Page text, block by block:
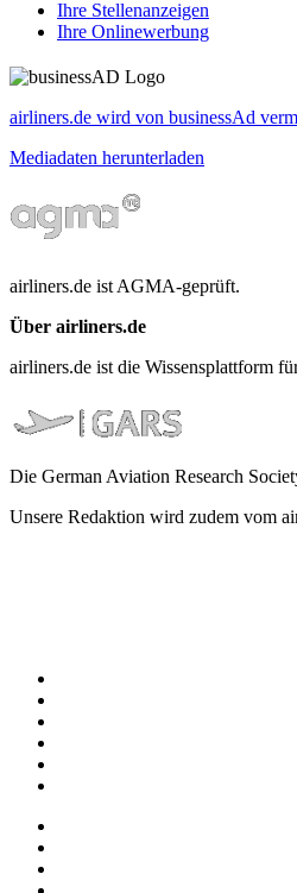
Ihre Stellenanzeigen
Ihre Onlinewerbung
airliners.de wird von businessAd
Mediadaten herunterladen
airliners.de ist AGMA-geprüft.
Über airliners.de
airliners.de ist die Wissensplattform
Die German Aviation Research
Unsere Redaktion wird zudem vom